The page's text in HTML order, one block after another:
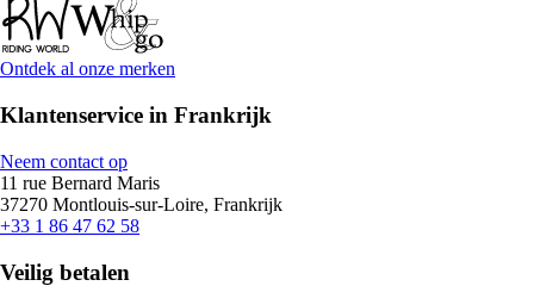
Ontdek al onze merken
Klantenservice in Frankrijk
Neem contact op
11 rue Bernard Maris
37270 Montlouis-sur-Loire, Frankrijk
+33 1 86 47 62 58
Veilig betalen